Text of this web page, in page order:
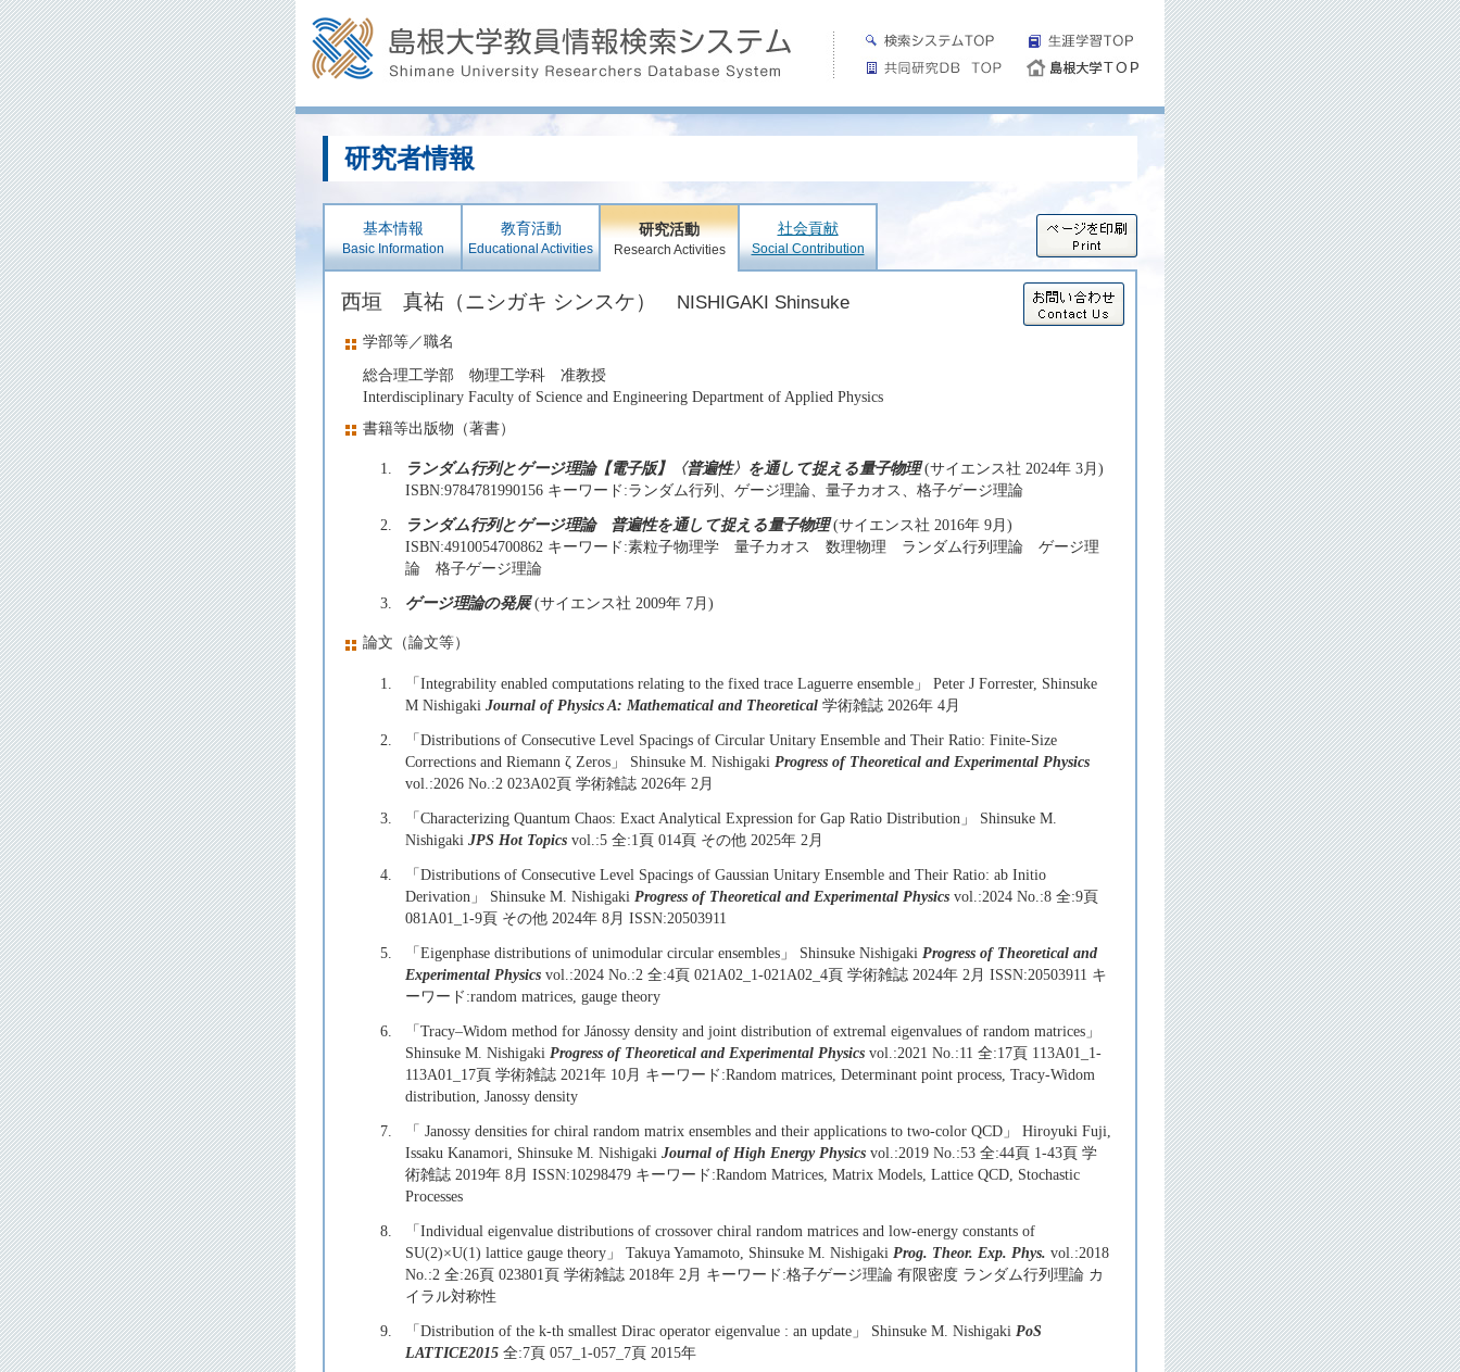
研究者情報
基本情報
Basic Information
教育活動
Educational Activities
研究活動
Research Activities
社会貢献
Social Contribution
西垣 真祐（ニシガキ シンスケ） NISHIGAKI Shinsuke
学部等／職名
総合理工学部 物理工学科 准教授
Interdisciplinary Faculty of Science and Engineering Department of Applied Physics
書籍等出版物（著書）
1. ランダム行列とゲージ理論【電子版】〈普遍性〉を通して捉える量子物理(サイエンス社 2024年 3月)
ISBN:9784781990156 キーワード:ランダム行列、ゲージ理論、量子カオス、格子ゲージ理論
2.
ランダム行列とゲージ理論 普遍性を通して捉える量子物理(サイエンス社 2016年 9月)
ISBN:4910054700862 キーワード:素粒子物理学 量子カオス 数理物理 ランダム行列理論 ゲージ理
論 格子ゲージ理論
3.
ゲージ理論の発展(サイエンス社 2009年 7月)
論文（論文等）
1.
「Integrability enabled computations relating to the fixed trace Laguerre ensemble」 Peter J Forrester, Shinsuke
M Nishigaki Journal of Physics A: Mathematical and Theoretical 学術雑誌 2026年 4月
2.
「Distributions of Consecutive Level Spacings of Circular Unitary Ensemble and Their Ratio: Finite-Size
Corrections and Riemann ζ Zeros」 Shinsuke M. Nishigaki Progress of Theoretical and Experimental Physics
vol.:2026 No.:2 023A02頁 学術雑誌 2026年 2月
3.
「Characterizing Quantum Chaos: Exact Analytical Expression for Gap Ratio Distribution」 Shinsuke M.
Nishigaki JPS Hot Topics vol.:5 全:1頁 014頁 その他 2025年 2月
4.
「Distributions of Consecutive Level Spacings of Gaussian Unitary Ensemble and Their Ratio: ab Initio
Derivation」 Shinsuke M. Nishigaki Progress of Theoretical and Experimental Physics vol.:2024 No.:8 全:9頁
081A01_1-9頁 その他 2024年 8月 ISSN:20503911
5.
「Eigenphase distributions of unimodular circular ensembles」 Shinsuke Nishigaki Progress of Theoretical and
Experimental Physics vol.:2024 No.:2 全:4頁 021A02_1-021A02_4頁 学術雑誌 2024年 2月 ISSN:20503911 キ
ーワード:random matrices, gauge theory
6.
「Tracy–Widom method for Jánossy density and joint distribution of extremal eigenvalues of random matrices」
Shinsuke M. Nishigaki Progress of Theoretical and Experimental Physics vol.:2021 No.:11 全:17頁 113A01_1-
113A01_17頁 学術雑誌 2021年 10月 キーワード:Random matrices, Determinant point process, Tracy-Widom
distribution, Janossy density
7.
「 Janossy densities for chiral random matrix ensembles and their applications to two-color QCD」 Hiroyuki Fuji,
Issaku Kanamori, Shinsuke M. Nishigaki Journal of High Energy Physics vol.:2019 No.:53 全:44頁 1-43頁 学
術雑誌 2019年 8月 ISSN:10298479 キーワード:Random Matrices, Matrix Models, Lattice QCD, Stochastic
Processes
8.
「Individual eigenvalue distributions of crossover chiral random matrices and low-energy constants of
SU(2)×U(1) lattice gauge theory」 Takuya Yamamoto, Shinsuke M. Nishigaki Prog. Theor. Exp. Phys. vol.:2018
No.:2 全:26頁 023801頁 学術雑誌 2018年 2月 キーワード:格子ゲージ理論 有限密度 ランダム行列理論 カ
イラル対称性
9.
「Distribution of the k-th smallest Dirac operator eigenvalue : an update」 Shinsuke M. Nishigaki PoS
LATTICE2015 全:7頁 057_1-057_7頁 2015年